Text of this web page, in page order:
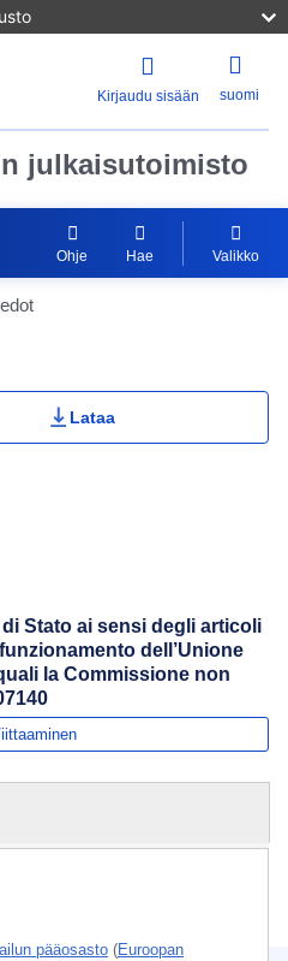
Kirjaudu sisään suomi
julkaisutoimisto
Ohje Hae Valikko
Portlet
Lataa
Stato ai sensi degli articoli
dell’Unione
la Commissione non
pääosasto (Euroopan